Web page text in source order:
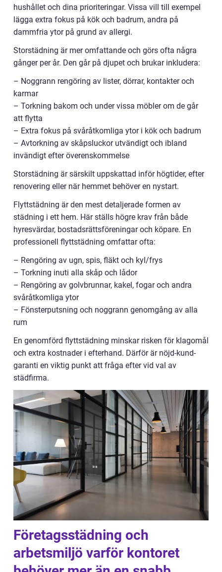
hushållet och dina prioriteringar. Vissa vill till exempel
lägga extra fokus på kök och badrum, andra på
dammfria ytor på grund av allergi.
Storstädning är mer omfattande och görs ofta några
gånger per år. Den går på djupet och brukar inkludera:
– Noggrann rengöring av lister, dörrar, kontakter och
karmar
– Torkning bakom och under vissa möbler om de går
att flytta
– Extra fokus på svåråtkomliga ytor i kök och badrum
– Avtorkning av skåpsluckor utvändigt och ibland
invändigt efter överenskommelse
Storstädning är särskilt uppskattad inför högtider, efter
renovering eller när hemmet behöver en nystart.
Flyttstädning är den mest detaljerade formen av
städning i ett hem. Här ställs högre krav från både
hyresvärdar, bostadsrättsföreningar och köpare. En
professionell flyttstädning omfattar ofta:
– Rengöring av ugn, spis, fläkt och kyl/frys
– Torkning inuti alla skåp och lådor
– Rengöring av golvbrunnar, kakel, fogar och andra
svåråtkomliga ytor
– Fönsterputsning och noggrann genomgång av alla
rum
En genomförd flyttstädning minskar risken för klagomål
och extra kostnader i efterhand. Därför är nöjd-kund-
garanti en viktig punkt att fråga efter vid val av
städfirma.
Företagsstädning och
arbetsmiljö varför kontoret